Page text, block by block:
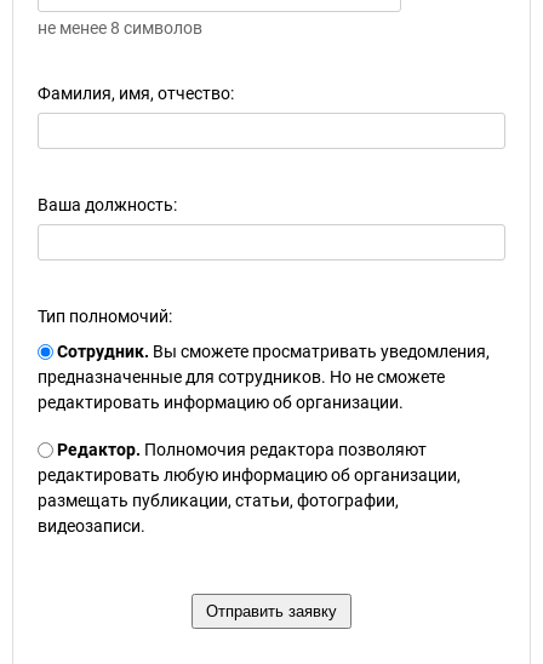
не менее 8 символов
Фамилия, имя, отчество:
Ваша должность:
Тип полномочий:
Сотрудник. Вы сможете просматривать уведомления,
предназначенные для сотрудников. Но не сможете
редактировать информацию об организации.
Редактор. Полномочия редактора позволяют
редактировать любую информацию об организации,
размещать публикации, статьи, фотографии,
видеозаписи.